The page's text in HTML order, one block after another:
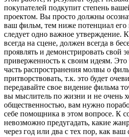
покупателей подкупит степень
проектом. Вы просто должны
ваш фильм, тем ниже потенциал его
следует одно важное утверждение.
всегда на сцене, должен всегда в
проявлять и демонстрировать свой
приверженность к своим идеям.
часть распространения молвы о
притворствовать, т.к. это будет
передавайте свое видение фильма
вы мыслитель по жизни и не очень
общественностью, вам нужно
себе помощника в этом вопросе. К
невозможно предугадать, какие
через год или два с тех пор, как ваш